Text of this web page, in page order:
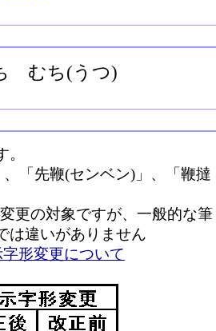
むち(うつ)
、「先鞭(センベン)」、「鞭撻
更の対象ですが、一般的な筆
は違いがありません
形変更について